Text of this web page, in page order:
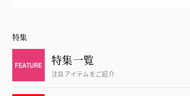
特集
特集一覧
注目アイテムをご紹介